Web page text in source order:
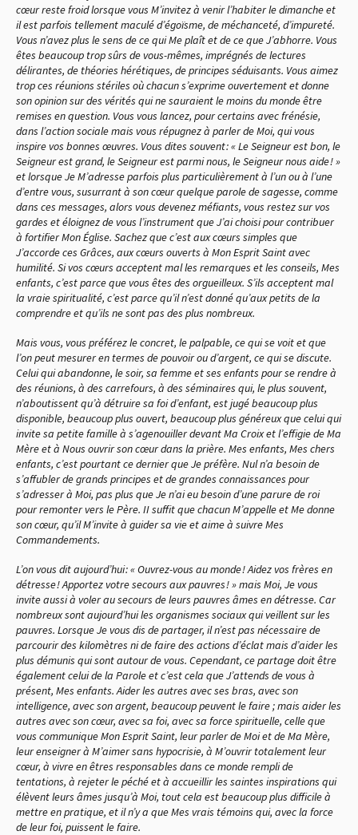
cœur reste froid lorsque vous M’invitez à venir l’habiter le dimanche et
il est parfois tellement maculé d’égoïsme, de méchanceté, d’impureté.
Vous n’avez plus le sens de ce qui Me plaît et de ce que J’abhorre. Vous
êtes beaucoup trop sûrs de vous-mêmes, imprégnés de lectures
délirantes, de théories hérétiques, de principes séduisants. Vous aimez
trop ces réunions stériles où chacun s’exprime ouvertement et donne
son opinion sur des vérités qui ne sauraient le moins du monde être
remises en question. Vous vous lancez, pour certains avec frénésie,
dans l’action sociale mais vous répugnez à parler de Moi, qui vous
inspire vos bonnes œuvres. Vous dites souvent : « Le Seigneur est bon, le
Seigneur est grand, le Seigneur est parmi nous, le Seigneur nous aide ! »
et lorsque Je M’adresse parfois plus particulièrement à l’un ou à l’une
d’entre vous, susurrant à son cœur quelque parole de sagesse, comme
dans ces messages, alors vous devenez méfiants, vous restez sur vos
gardes et éloignez de vous l’instrument que J’ai choisi pour contribuer
à fortifier Mon Église. Sachez que c’est aux cœurs simples que
J’accorde ces Grâces, aux cœurs ouverts à Mon Esprit Saint avec
humilité. Si vos cœurs acceptent mal les remarques et les conseils, Mes
enfants, c’est parce que vous êtes des orgueilleux. S’ils acceptent mal
la vraie spiritualité, c’est parce qu’il n’est donné qu’aux petits de la
comprendre et qu’ils ne sont pas des plus nombreux.
Mais vous, vous préférez le concret, le palpable, ce qui se voit et que
l’on peut mesurer en termes de pouvoir ou d’argent, ce qui se discute.
Celui qui abandonne, le soir, sa femme et ses enfants pour se rendre à
des réunions, à des carrefours, à des séminaires qui, le plus souvent,
n’aboutissent qu’à détruire sa foi d’enfant, est jugé beaucoup plus
disponible, beaucoup plus ouvert, beaucoup plus généreux que celui qui
invite sa petite famille à s’agenouiller devant Ma Croix et l’effigie de Ma
Mère et à Nous ouvrir son cœur dans la prière. Mes enfants, Mes chers
enfants, c’est pourtant ce dernier que Je préfère. Nul n’a besoin de
s’affubler de grands principes et de grandes connaissances pour
s’adresser à Moi, pas plus que Je n’ai eu besoin d’une parure de roi
pour remonter vers le Père. II suffit que chacun M’appelle et Me donne
son cœur, qu’il M’invite à guider sa vie et aime à suivre Mes
Commandements.
L’on vous dit aujourd’hui : « Ouvrez-vous au monde ! Aidez vos frères en
détresse ! Apportez votre secours aux pauvres ! » mais Moi, Je vous
invite aussi à voler au secours de leurs pauvres âmes en détresse. Car
nombreux sont aujourd’hui les organismes sociaux qui veillent sur les
pauvres. Lorsque Je vous dis de partager, il n’est pas nécessaire de
parcourir des kilomètres ni de faire des actions d’éclat mais d’aider les
plus démunis qui sont autour de vous. Cependant, ce partage doit être
également celui de la Parole et c’est cela que J’attends de vous à
présent, Mes enfants. Aider les autres avec ses bras, avec son
intelligence, avec son argent, beaucoup peuvent le faire ; mais aider les
autres avec son cœur, avec sa foi, avec sa force spirituelle, celle que
vous communique Mon Esprit Saint, leur parler de Moi et de Ma Mère,
leur enseigner à M’aimer sans hypocrisie, à M’ouvrir totalement leur
cœur, à vivre en êtres responsables dans ce monde rempli de
tentations, à rejeter le péché et à accueillir les saintes inspirations qui
élèvent leurs âmes jusqu’à Moi, tout cela est beaucoup plus difficile à
mettre en pratique, et il n’y a que Mes vrais témoins qui, avec la force
de leur foi, puissent le faire.